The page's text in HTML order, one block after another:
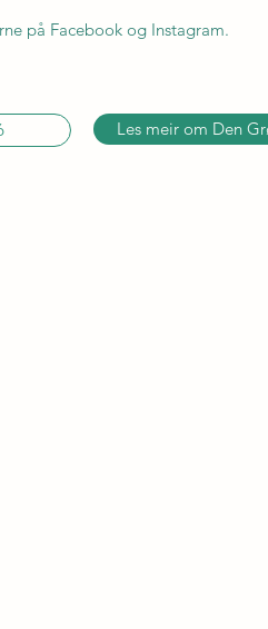
på Facebook og Instagram.
Les meir om Den